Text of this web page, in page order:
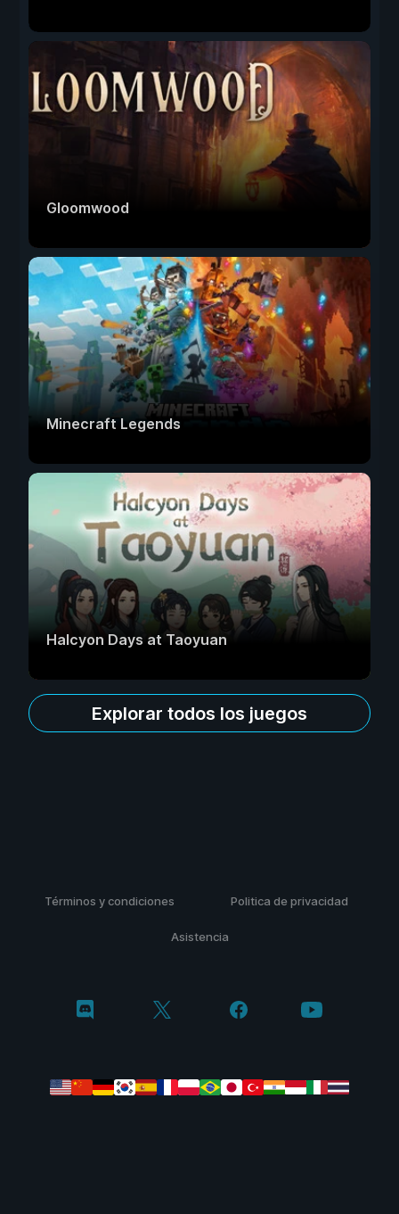
Gloomwood
Minecraft Legends
Halcyon Days at Taoyuan
Explorar todos los juegos
Términos y condiciones Politica de privacidad
Asistencia